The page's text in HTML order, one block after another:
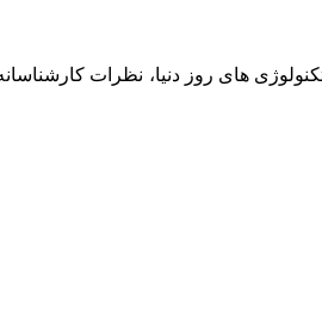
های روز دنیا، نظرات